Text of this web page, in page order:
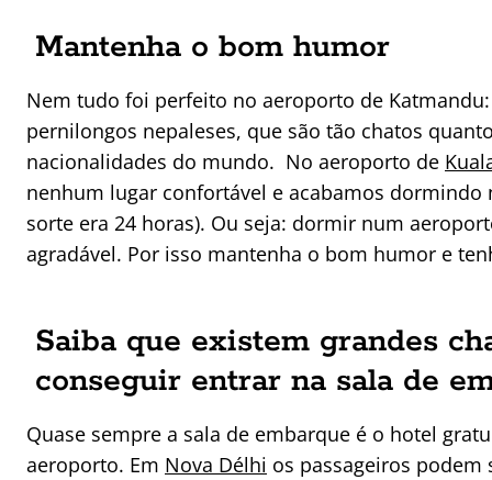
Mantenha o bom humor
Nem tudo foi perfeito no aeroporto de
pernilongos nepaleses, que são tão chatos
nacionalidades do mundo. No aeroporto de
nenhum lugar confortável e acabamos dormindo
sorte era 24 horas). Ou seja: dormir num
agradável. Por isso mantenha o bom humor e
Saiba que existem grandes
conseguir entrar na sala de
Quase sempre a sala de embarque é o hotel
aeroporto. Em Nova Délhi os passageiros podem